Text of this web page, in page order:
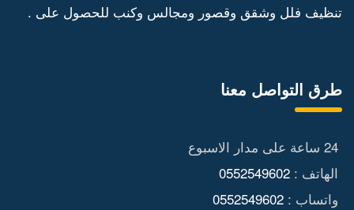
تنظيف فلل وشقق وقصور ومجالس وكنب للحصول على .
طرق التواصل معنا
24 ساعة على مدار الاسبوع
الهاتف : 0552549602
واتساب : 0552549602